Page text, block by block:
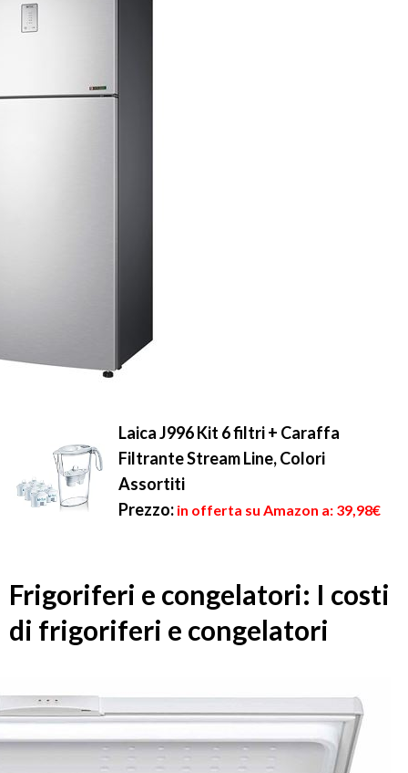
Laica J996 Kit 6 filtri + Caraffa
Filtrante Stream Line, Colori
Assortiti
Prezzo: in offerta su Amazon a: 39,98€
Frigoriferi e congelatori: I costi
di frigoriferi e congelatori